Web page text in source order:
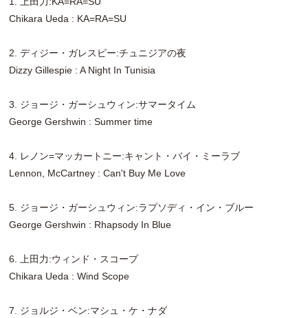
Chikara Ueda : KA=RA=SU
2. ディジー・ガレスピー:チュニジアの夜
Dizzy Gillespie : A Night In Tunisia
3. ジョージ・ガーシュウィン:サマータイム
George Gershwin : Summer time
4. レノン=マッカートニー:キャント・バイ・ミーラブ
Lennon, McCartney : Can't Buy Me Love
5. ジョージ・ガーシュウィン:ラプソディ・イン・ブルー
George Gershwin : Rhapsody In Blue
6. 上田力:ウィンド・スコープ
Chikara Ueda : Wind Scope
7. ジョルジ・ベン:マシュ・ケ・ナダ